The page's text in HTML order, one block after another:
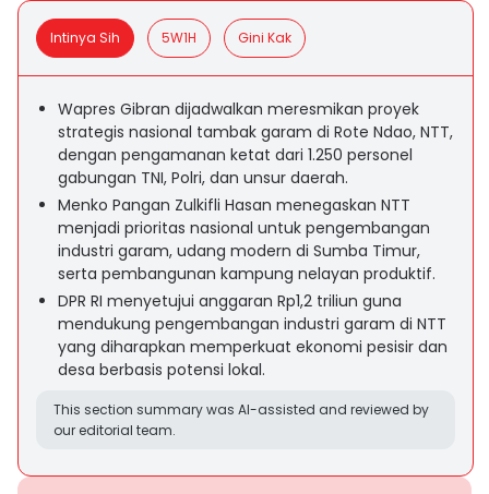
Intinya Sih 5W1H Gini Kak
Wapres Gibran dijadwalkan meresmikan proyek
strategis nasional tambak garam di Rote Ndao, NTT,
dengan pengamanan ketat dari 1.250 personel
gabungan TNI, Polri, dan unsur daerah.
Menko Pangan Zulkifli Hasan menegaskan NTT
menjadi prioritas nasional untuk pengembangan
industri garam, udang modern di Sumba Timur,
serta pembangunan kampung nelayan produktif.
DPR RI menyetujui anggaran Rp1,2 triliun guna
mendukung pengembangan industri garam di NTT
yang diharapkan memperkuat ekonomi pesisir dan
desa berbasis potensi lokal.
This section summary was AI-assisted and reviewed by
our editorial team.